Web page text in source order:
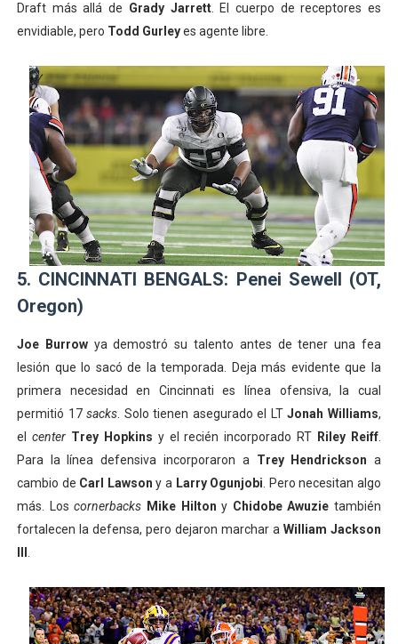
Draft más allá de Grady Jarrett. El cuerpo de receptores es
envidiable, pero Todd Gurleyes agente libre.
5. CINCINNATI BENGALS: Penei Sewell (OT,
Oregon)
Joe Burrowya demostró su talento antes de tener una fea
lesión que lo sacó de la temporada. Deja más evidente que la
primera necesidad en Cincinnati es línea ofensiva, la cual
permitió 17sacks . Solo tienen asegurado el LTJonah Williams,
el center Trey Hopkins y el recién incorporado RT Riley Reiff
Para la línea defensiva incorporaron a Trey Hendrickson a
cambio de Carl Lawsony a Larry Ogunjobi . Pero necesitan algo
más. Loscornerbacks Mike Hiltony Chidobe Awuzietambién
fortalecen la defensa, pero dejaron marchar aWilliam Jackson